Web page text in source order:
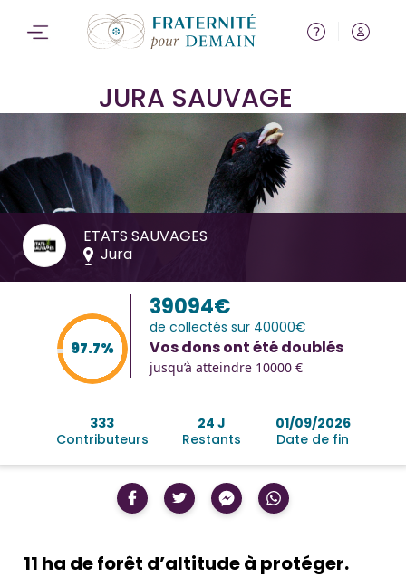
JURA SAUVAGE
ETATS SAUVAGES
Jura
39094€
de collectés sur 40000€
Vos dons ont été doublés
jusqu’à atteindre 10000 €
97.7%
333
Contributeurs
24 J
Restants
01/09/2026
Date de fin
11 ha de forêt d’altitude à protéger.